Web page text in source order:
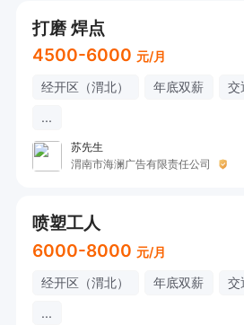
打磨 焊点
4500-6000 元/月
经开区（渭北） 年底双薪 交
...
苏先生
渭南市海澜广告有限责任公司
喷塑工人
6000-8000 元/月
经开区（渭北） 年底双薪 交
...